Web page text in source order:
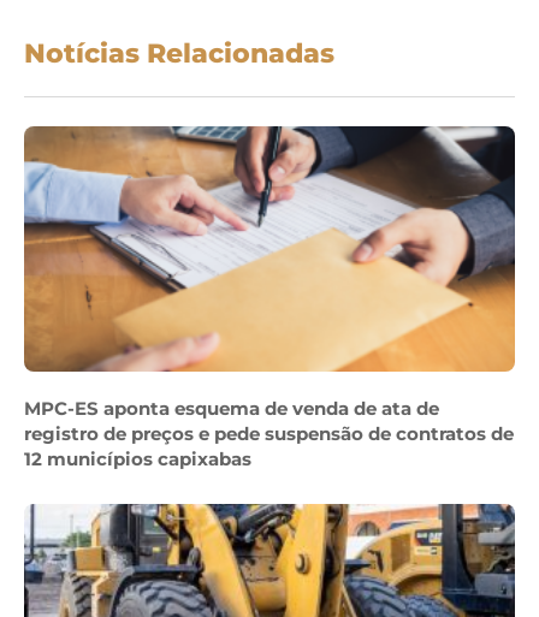
Notícias Relacionadas
MPC-ES aponta esquema de venda de ata de
registro de preços e pede suspensão de contratos de
12 municípios capixabas